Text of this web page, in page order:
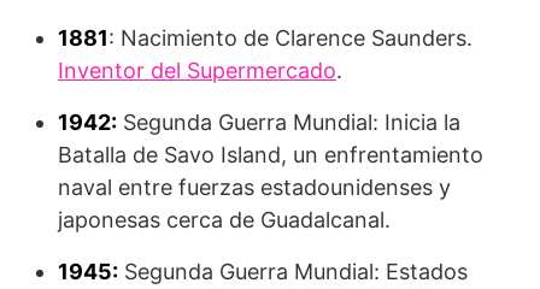
1881: Nacimiento de Clarence Saunders.
Inventor del Supermercado.
1942: Segunda Guerra Mundial: Inicia la
Batalla de Savo Island, un enfrentamiento
naval entre fuerzas estadounidenses y
japonesas cerca de Guadalcanal.
1945: Segunda Guerra Mundial: Estados